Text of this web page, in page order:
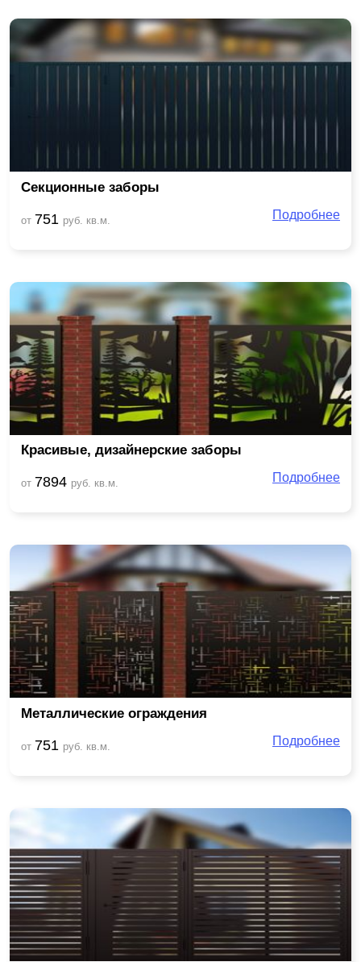
Секционные заборы
от 751 руб. кв.м. Подробнее
Красивые, дизайнерские заборы
от 7894 руб. кв.м. Подробнее
Металлические ограждения
от 751 руб. кв.м. Подробнее